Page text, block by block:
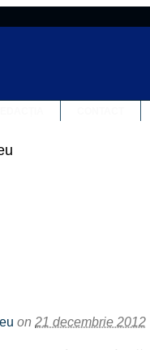
on 21 decembrie 2012